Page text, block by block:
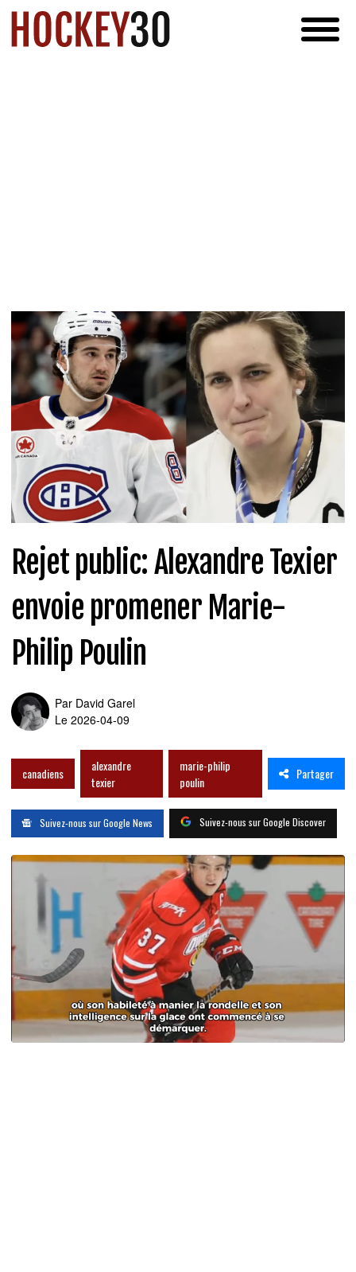
Rejet public: Alexandre Texier
envoie promener Marie-
Philip Poulin
Par David Garel
Le 2026-04-09
canadiens
alexandre
texier
marie-philip
poulin
Partager
Suivez-nous sur Google News Suivez-nous sur Google Discover